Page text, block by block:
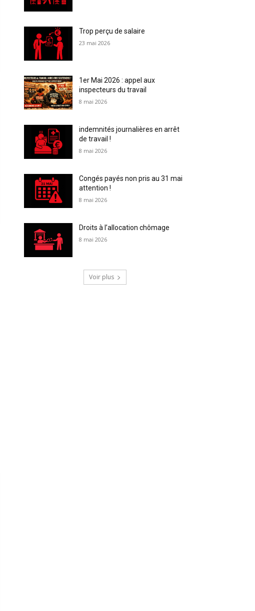
Trop perçu de salaire
23 mai 2026
1er Mai 2026 : appel aux
inspecteurs du travail
8 mai 2026
indemnités journalières en arrêt
de travail !
8 mai 2026
Congés payés non pris au 31 mai
attention !
8 mai 2026
Droits à l’allocation chômage
8 mai 2026
Voir plus